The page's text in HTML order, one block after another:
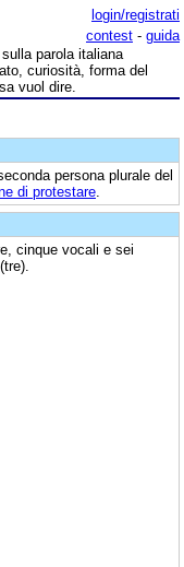
login/registrati
contest - guida
parola italiana
curiosità, forma del
vuol dire.
persona plurale del
di protestare
cinque vocali e sei